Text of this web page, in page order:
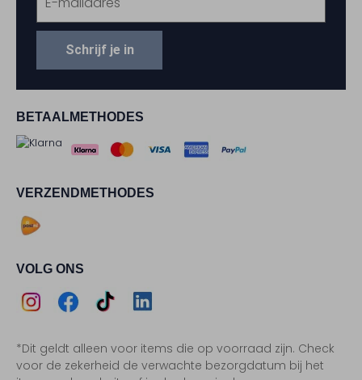
BETAALMETHODES
VERZENDMETHODES
VOLG ONS
Instagram
Facebook
TikTokLinkedIn
*Dit geldt alleen voor items die op voorraad zijn. Check
voor de zekerheid de verwachte bezorgdatum bij het
Schrijf je in